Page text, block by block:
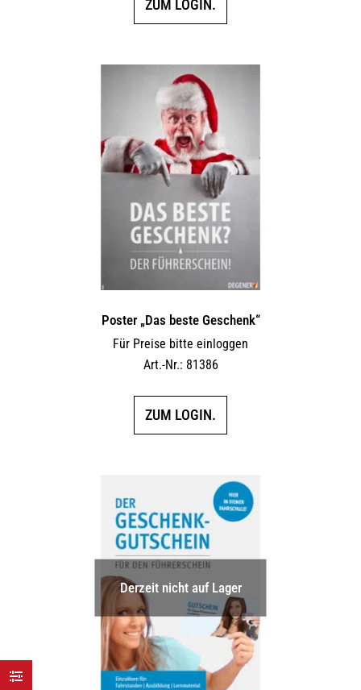
ZUM LOGIN.
Poster „Das beste Geschenk“
Für Preise bitte einloggen
Art.-Nr.: 81386
ZUM LOGIN.
Derzeit nicht auf Lager